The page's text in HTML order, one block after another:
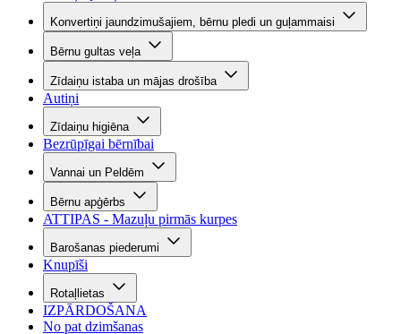
Konvertiņi jaundzimušajiem, bērnu pledi un guļammaisi
Bērnu gultas veļa
Zīdaiņu istaba un mājas drošība
Autiņi
Zīdaiņu higiēna
Bezrūpīgai bērnībai
Vannai un Peldēm
Bērnu apģērbs
ATTIPAS - Mazuļu pirmās kurpes
Barošanas piederumi
Knupīši
Rotaļlietas
IZPĀRDOŠANA
No pat dzimšanas